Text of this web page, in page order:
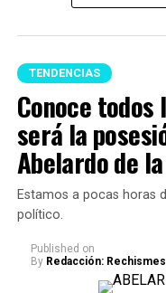
Feng Shui (Imagen
A continuación te
respecto a qué
1. Uno de los
TENDENCIAS
Conoce
será la
Abelardo de
Estamos a pocas horas
político.
Published on
By Redacción: